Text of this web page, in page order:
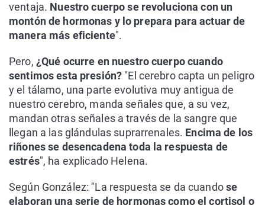
ventaja. Nuestro cuerpo se revoluciona con un
montón de hormonas y lo prepara para actuar de
manera más eficiente".
Pero, ¿Qué ocurre en nuestro cuerpo cuando
sentimos esta presión? "El cerebro capta un peligro
y el tálamo, una parte evolutiva muy antigua de
nuestro cerebro, manda señales que, a su vez,
mandan otras señales a través de la sangre que
llegan a las glándulas suprarrenales. Encima de los
riñones se desencadena toda la respuesta de
estrés", ha explicado Helena.
Según González: "La respuesta se da cuandose
elaboran una serie de hormonas como el cortisol o